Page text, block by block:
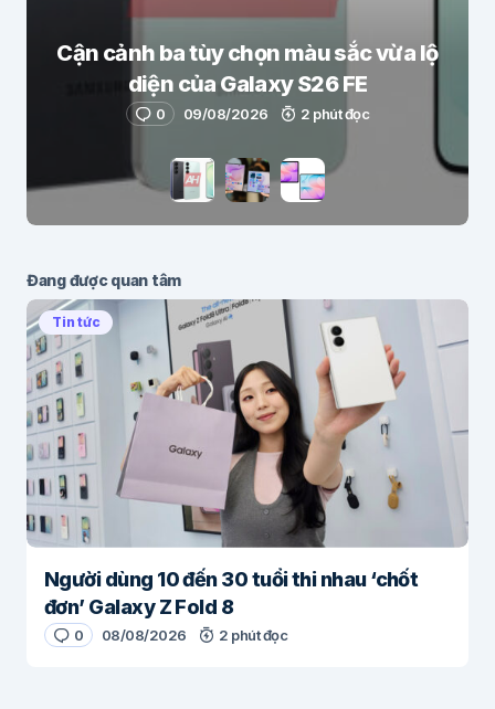
Cận cảnh ba tùy chọn màu sắc vừa lộ
diện của Galaxy S26 FE
0 09/08/2026 2 phút đọc
Đang được quan tâm
Tin tức
Người dùng 10 đến 30 tuổi thi nhau ‘chốt
đơn’ Galaxy Z Fold 8
0 08/08/2026 2 phút đọc